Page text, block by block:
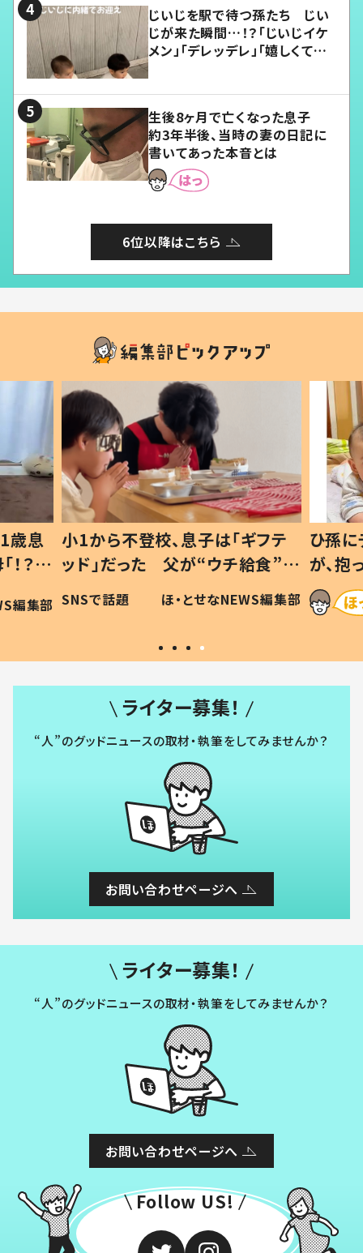
じいじを駅で待つ孫たち じい
じが来た瞬間…！？「じいじイケ
メン」「デレッデレ」「嬉しくて可
生後8ヶ月で亡くなった息子
約3年半後、当時の妻の日記に
書いてあった本音とは
6位以降はこちら
歳息
？」
編集部
小1から不登校、息子は「ギフテ
ッド」だった 父が“ウチ給食”を
作り続ける理由とは #令和の親
#令和の子
SNSで話題 ほ・とせなNEWS編集部
ひ孫
が、
「涙が
い」
ライター募集！
“人”のグッドニュースの取材・執筆をしてみませんか？
お問い合わせページへ
ライター募集！
“人”のグッドニュースの取材・執筆をしてみませんか？
お問い合わせページへ
Follow US!